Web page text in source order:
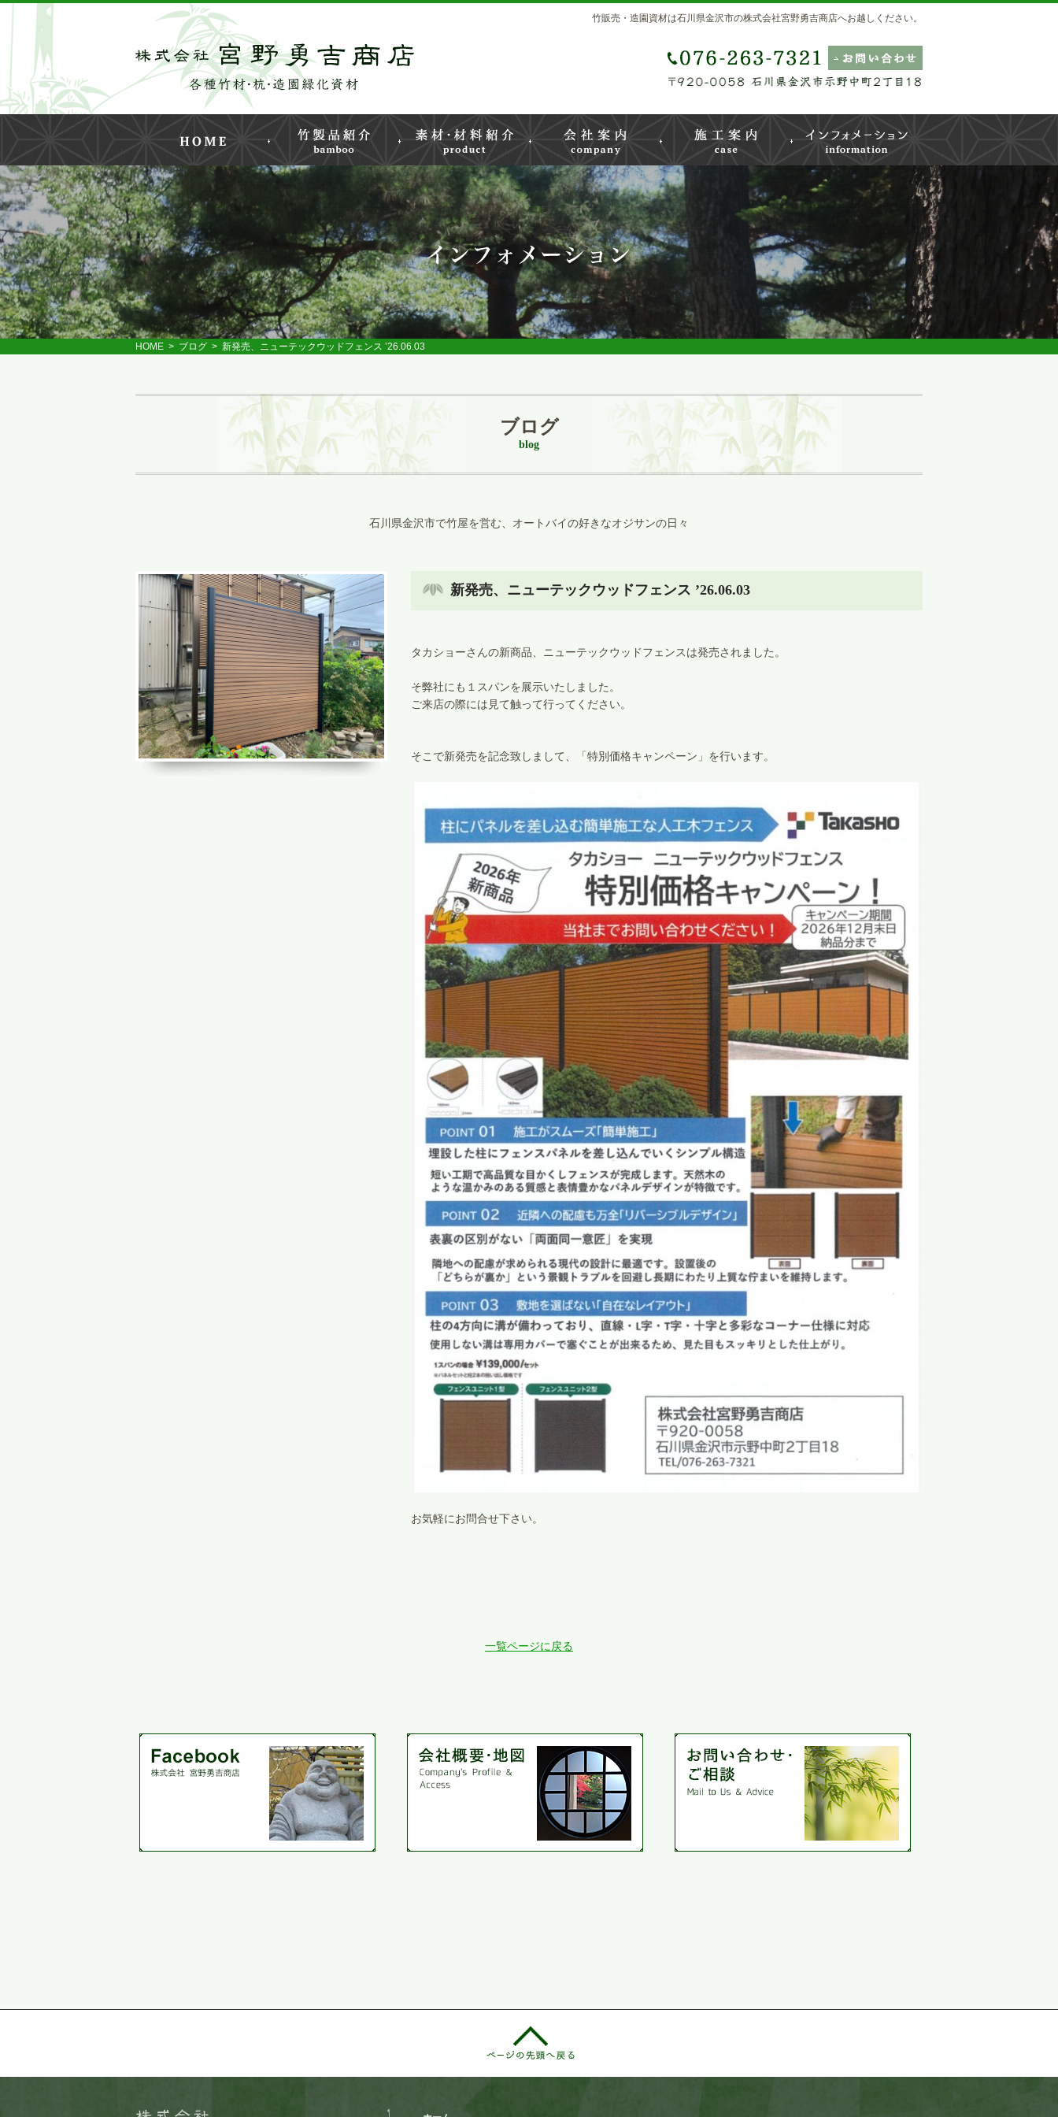
竹販売・造園資材は石川県金沢市の株式会社宮野勇吉商店へお越しください。
HOME > ブログ > 新発売、ニューテックウッドフェンス ’26.06.03
ブログ
blog
石川県金沢市で竹屋を営む、オートバイの好きなオジサンの日々
新発売、ニューテックウッドフェンス ’26.06.03
タカショーさんの新商品、ニューテックウッドフェンスは発売されました。
そ弊社にも１スパンを展示いたしました。
ご来店の際には見て触って行ってください。
そこで新発売を記念致しまして、「特別価格キャンペーン」を行います。
お気軽にお問合せ下さい。
一覧ページに戻る